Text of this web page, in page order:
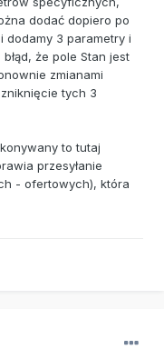
dodać dopiero po
dodamy 3 parametry i
że pole Stan jest
zmianami
tych 3
to tutaj
przesyłanie
- ofertowych), która